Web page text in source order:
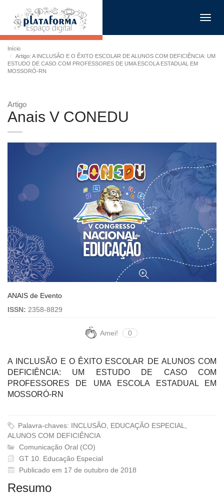
Início
Artigo: A INCLUSÃO E O ÊXITO ESCOLAR DE ALUNOS COM DEFICIÊNCIA: UM
ESTUDO DE CASO COM PROFESSORES DE UMA ESCOLA ESTADUAL EM
MOSSORÓ-RN
Artigo
Anais V CONEDU
ANAIS de Evento
ISSN: 2358-8829
Amei! 0
A INCLUSÃO E O ÊXITO ESCOLAR DE ALUNOS COM
DEFICIÊNCIA: UM ESTUDO DE CASO COM
PROFESSORES DE UMA ESCOLA ESTADUAL EM
MOSSORÓ-RN
Palavra-chaves: INCLUSÃO, EDUCAÇÃO ESPECIAL,
ALUNOS COM DEFICIÊNCIA
Comunicação Oral (CO)
GT 10. Educação Especial
Publicado em 17 de outubro de 2018
Resumo